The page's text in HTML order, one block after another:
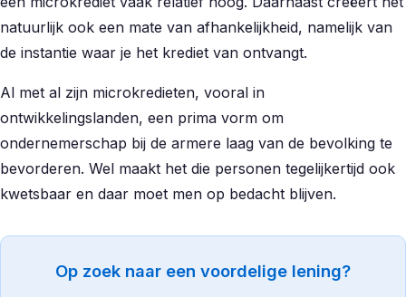
natuurlijk ook een mate van afhankelijkheid, namelijk van
de instantie waar je het krediet van ontvangt.
Al met al zijn microkredieten, vooral in
ontwikkelingslanden, een prima vorm om
ondernemerschap bij de armere laag van de bevolking te
bevorderen. Wel maakt het die personen tegelijkertijd ook
kwetsbaar en daar moet men op bedacht blijven.
Op zoek naar een voordelige lening?